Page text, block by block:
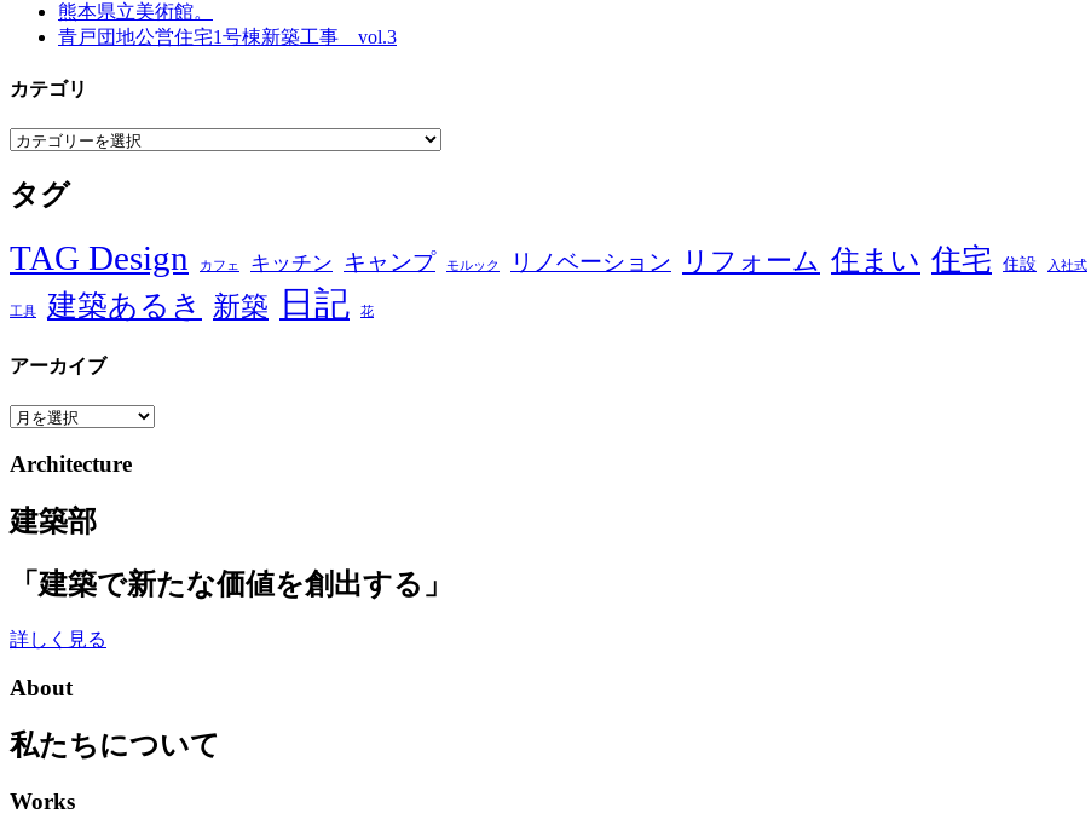
熊本県立美術館。
青戸団地公営住宅1号棟新築工事 vol.3
カテゴリ
カ
ゴ
リ
タグ
TAG Design カフェ キッチン キャンプ モルック リノベーション リフォーム 住まい 住宅 住設 入社式
工具 建築あるき 新築 日記 花
アーカイブ
ア
カ
ブ
Architecture
建築部
「建築で新たな価値を創出する」
詳しく見る
About
私たちについて
Works